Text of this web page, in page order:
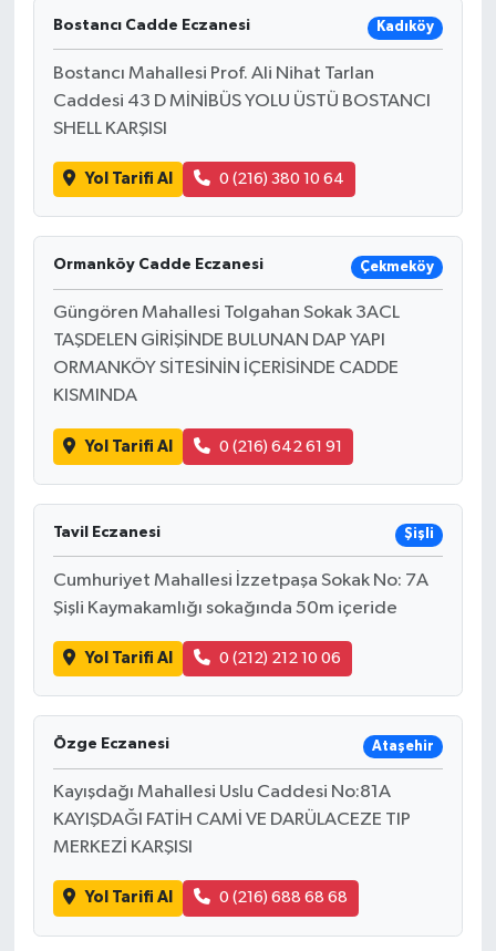
Bostancı Cadde Eczanesi Kadıköy
Bostancı Mahallesi Prof. Ali Nihat Tarlan
Caddesi 43 D MİNİBÜS YOLU ÜSTÜ BOSTANCI
SHELL KARŞISI
Yol Tarifi Al 0 (216) 380 10 64
Ormanköy Cadde Eczanesi Çekmeköy
Güngören Mahallesi Tolgahan Sokak 3ACL
TAŞDELEN GİRİŞİNDE BULUNAN DAP YAPI
ORMANKÖY SİTESİNİN İÇERİSİNDE CADDE
KISMINDA
Yol Tarifi Al 0 (216) 642 61 91
Tavil Eczanesi Şişli
Cumhuriyet Mahallesi İzzetpaşa Sokak No: 7A
Şişli Kaymakamlığı sokağında 50m içeride
Yol Tarifi Al 0 (212) 212 10 06
Özge Eczanesi Ataşehir
Kayışdağı Mahallesi Uslu Caddesi No:81A
KAYIŞDAĞI FATİH CAMİ VE DARÜLACEZE TIP
MERKEZİ KARŞISI
Yol Tarifi Al 0 (216) 688 68 68